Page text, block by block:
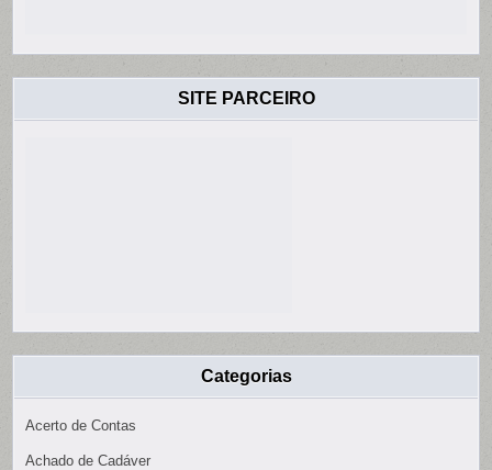
SITE PARCEIRO
Categorias
Acerto de Contas
Achado de Cadáver